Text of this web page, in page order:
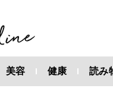
美容 健康 読み